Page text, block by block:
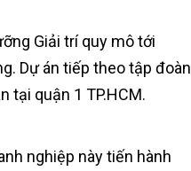
Giải trí quy mô tới
Dự án tiếp theo tập đoàn
tại quận 1 TP.HCM.
nghiệp này tiến hành